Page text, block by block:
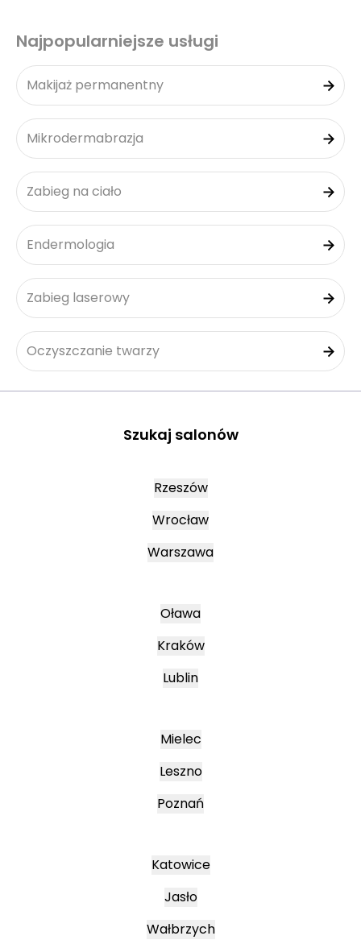
Najpopularniejsze usługi
Makijaż permanentny
Mikrodermabrazja
Zabieg na ciało
Endermologia
Zabieg laserowy
Oczyszczanie twarzy
Szukaj salonów
Rzeszów
Wrocław
Warszawa
Oława
Kraków
Lublin
Mielec
Leszno
Poznań
Katowice
Jasło
Wałbrzych